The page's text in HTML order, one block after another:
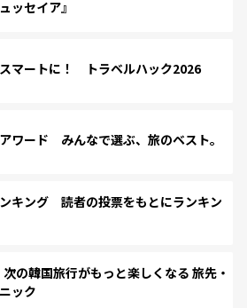
ッセイア』
マートに！ トラベルハック2026
ワード みんなで選ぶ、旅のベスト。
キング 読者の投票をもとにランキン
の韓国旅行がもっと楽しくなる 旅先・
ック